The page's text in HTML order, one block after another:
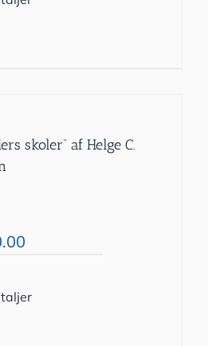
skoler” af Helge C.